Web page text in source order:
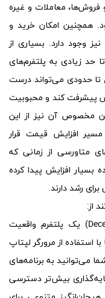
معاملات و غیره
همچنین امکان خرید و
وجود دارد. بسیاری از
حد زیادی به پلتفرم‌های
تا حدودی می‌تواند درست
پیشرفت کند و محبوبیت
مخصوص آن نیز از این
افزایش قیمت قرار
متاورسی از زمانی که
بسیار افزایش پیدا کرده
رشد دارند.
از:
دیسنترالند (Decentraland) یک پلتفرم واقعیت
از مرورگر لپتاپ
می‌توانید به برنامه‌های
بیش‌تر دسترسی